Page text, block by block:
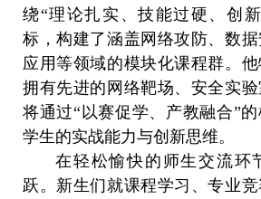
绕“理论扎实、技能过硬、创
标，构建了涵盖网络攻防、数
应用等领域的模块化课程群。
拥有先进的网络靶场、安全实验
将通过“以赛促学、产教融合”
学生的实战能力与创新思维。
在轻松愉快的师生交流环
跃。新生们就课程学习、专业竞